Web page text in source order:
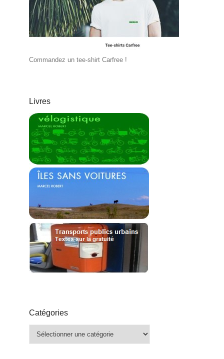
Commandez un tee-shirt Carfree !
Livres
Catégories